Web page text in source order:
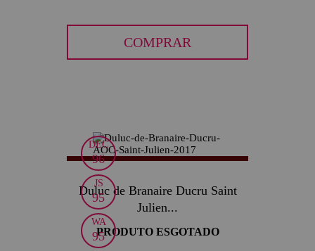
COMPRAR
DEC
96
JS
95
WA
95
Duluc de Branaire Ducru Saint
Julien...
PRODUTO ESGOTADO